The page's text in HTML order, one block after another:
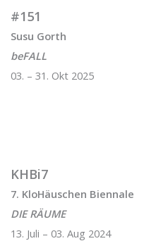
#151
Susu Gorth
beFALL
03. – 31. Okt 2025
KHBi7
7. KloHäuschen Biennale
DIE RÄUME
13. Juli – 03. Aug 2024